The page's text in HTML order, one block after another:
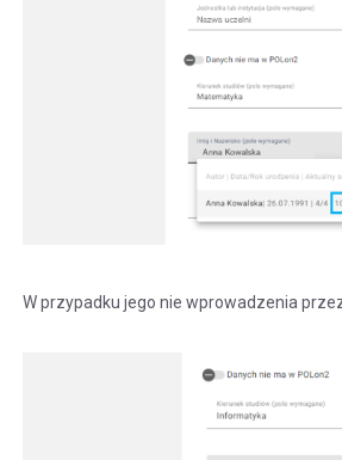
W przypadku jego nie wprowadzenia